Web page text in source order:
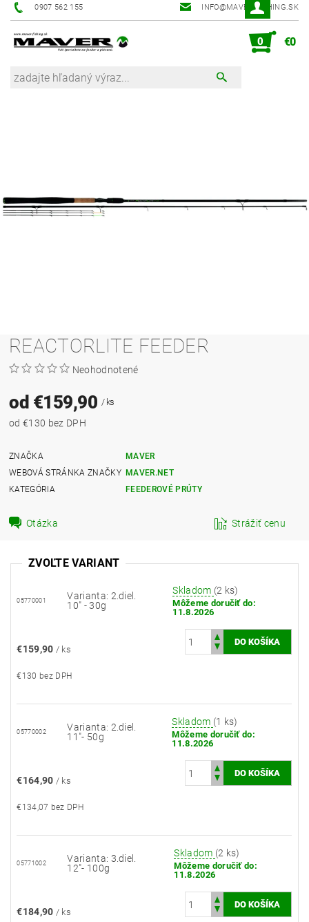
0907 562 155 INFO@MAVER-FISHING.SK
0 €0
REACTORLITE FEEDER
Neohodnotené
od €159,90 / ks
od €130 bez DPH
ZNAČKA
MAVER
WEBOVÁ STRÁNKA ZNAČKY MAVER.NET
KATEGÓRIA
FEEDEROVÉ PRÚTY
Otázka Strážiť cenu
ZVOĽTE VARIANT
05770001
Varianta: 2.diel.
10" - 30g
Skladom (2 ks)
Môžeme doručiť do:
11.8.2026
€159,90 / ks
€130 bez DPH
05770002
Varianta: 2.diel.
11"- 50g
Skladom (1 ks)
Môžeme doručiť do:
11.8.2026
€164,90 / ks
€134,07 bez DPH
05771002
Varianta: 3.diel.
12"- 100g
Skladom (2 ks)
Môžeme doručiť do:
11.8.2026
€184,90 / ks